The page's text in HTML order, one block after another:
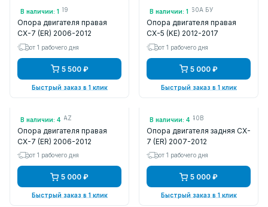
В наличии: 1
Арт.: AWSMA1119
Опора двигателя правая
CX-7 (ER) 2006-2012
от 1 рабочего дня
5 500 ₽
Быстрый заказ в 1 клик
В наличии: 1
Арт.: KE6439060A БУ
Опора двигателя правая
CX-5 (KE) 2012-2017
от 1 рабочего дня
5 000 ₽
Быстрый заказ в 1 клик
В наличии: 4
Арт.: KAT1813MAZ
Опора двигателя правая
CX-7 (ER) 2006-2012
от 1 рабочего дня
5 000 ₽
Быстрый заказ в 1 клик
В наличии: 4
Арт.: EH4639040B
Опора двигателя задняя CX-
7 (ER) 2007-2012
от 1 рабочего дня
5 000 ₽
Быстрый заказ в 1 клик